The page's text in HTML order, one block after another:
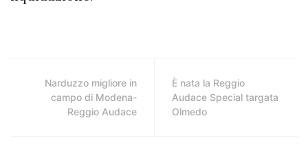
Narduzzo migliore in
campo di Modena-
Reggio Audace
È nata la Reggio
Audace Special targata
Olmedo